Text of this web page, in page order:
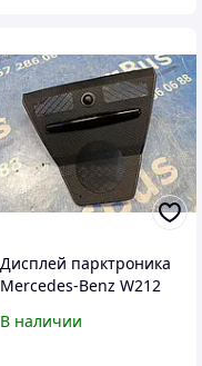
Дисплей парктроника
Mercedes-Benz W212
A0015424623
В наличии